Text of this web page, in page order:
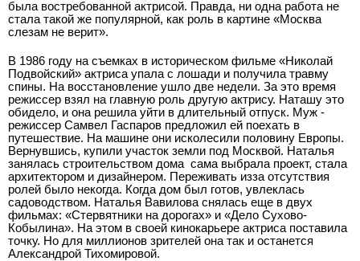
была востребованной актрисой. Правда, ни одна работа не
стала такой же популярной, как роль в картине «Москва
слезам не верит».
В 1986 году на съемках в историческом фильме «Николай
Подвойский» актриса упала с лошади и получила травму
спины. На восстановление ушло две недели. За это время
режиссер взял на главную роль другую актрису. Наташу это
обидело, и она решила уйти в длительный отпуск. Муж ­
режиссер Самвел Гаспаров предложил ей поехать в
путешествие. На машине они исколесили половину Европы.
Вернувшись, купили участок земли под Москвой. Наталья
занялась строительством дома ­ сама выбрала проект, стала
архитектором и дизайнером. Переживать из­за отсутствия
ролей было некогда. Когда дом был готов, увлеклась
садоводством. Наталья Вавилова снялась еще в двух
фильмах: «Стервятники на дорогах» и «Дело Сухово­
Кобылина». На этом в своей кинокарьере актриса поставила
точку. Но для миллионов зрителей она так и останется
Александрой Тихомировой.